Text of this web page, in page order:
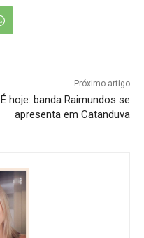
Próximo artigo
É hoje: banda Raimundos se
apresenta em Catanduva